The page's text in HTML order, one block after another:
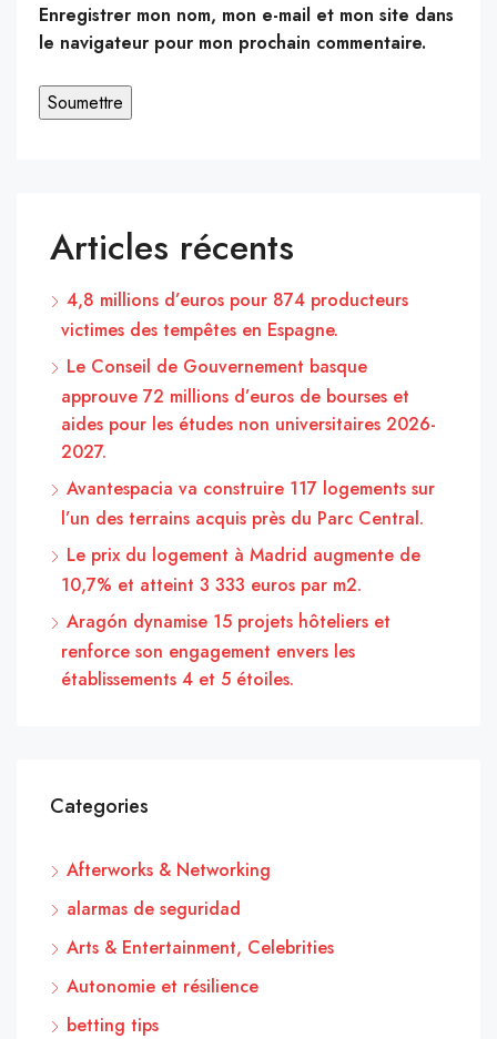
Enregistrer mon nom, mon e-mail et mon site dans
le navigateur pour mon prochain commentaire.
Articles récents
4,8 millions d’euros pour 874 producteurs
victimes des tempêtes en Espagne.
Le Conseil de Gouvernement basque
approuve 72 millions d’euros de bourses et
aides pour les études non universitaires 2026-
2027.
Avantespacia va construire 117 logements sur
l’un des terrains acquis près du Parc Central.
Le prix du logement à Madrid augmente de
10,7% et atteint 3 333 euros par m2.
Aragón dynamise 15 projets hôteliers et
renforce son engagement envers les
établissements 4 et 5 étoiles.
Categories
Afterworks & Networking
alarmas de seguridad
Arts & Entertainment, Celebrities
Autonomie et résilience
betting tips